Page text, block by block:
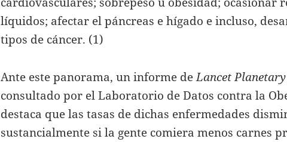
líquidos; afectar el páncreas e hígado e incluso,
tipos de cáncer. (1)
Ante este panorama, un informe deLancet
consultado por el Laboratorio de Datos contra la
destaca que las tasas de dichas enfermedades
sustancialmente si la gente comiera menos carnes